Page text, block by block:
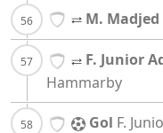
M.
F. Junior
Hammarby
Gol F.